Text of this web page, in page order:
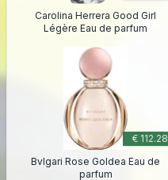
Carolina Herrera Good Girl
Légère Eau de parfum
€ 112.28
Bvlgari Rose Goldea Eau de
parfum